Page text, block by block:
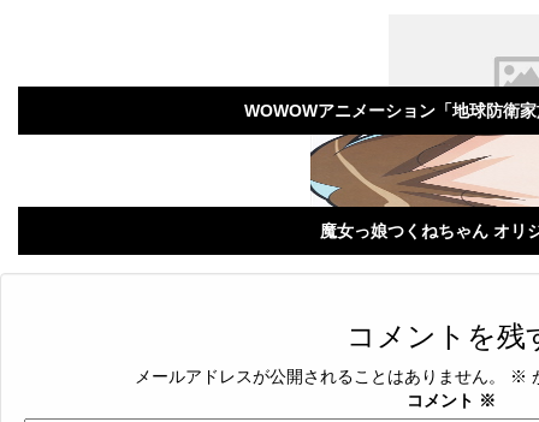
WOWOWアニメーション「地球防衛
魔女っ娘つくねちゃん オリ
コメントを残
メールアドレスが公開されることはありません。 ※
コメント ※